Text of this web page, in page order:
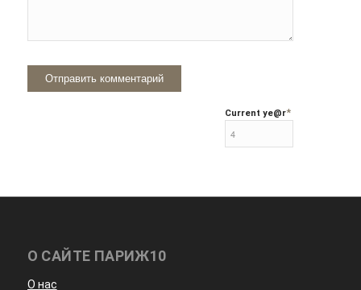
Current ye@r*
О САЙТЕ ПАРИЖ10
О нас